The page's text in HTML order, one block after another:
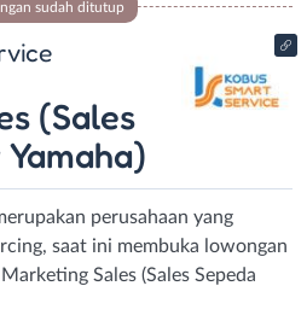
sudah ditutup
(Sales
perusahaan yang
saat ini membuka lowongan
Sales (Sales Sepeda